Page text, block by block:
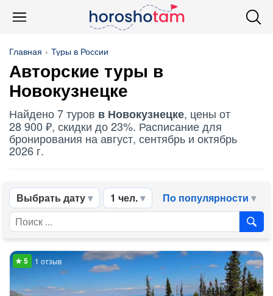
Главная Туры в России
Авторские туры в
Новокузнецке
Найдено 7 туров в Новокузнецке, цены от
28 900 ₽, скидки до 23%. Расписание для
бронирования на август, сентябрь и октябрь
2026 г.
Выбрать дату 1 чел. По популярности
1 отзыв